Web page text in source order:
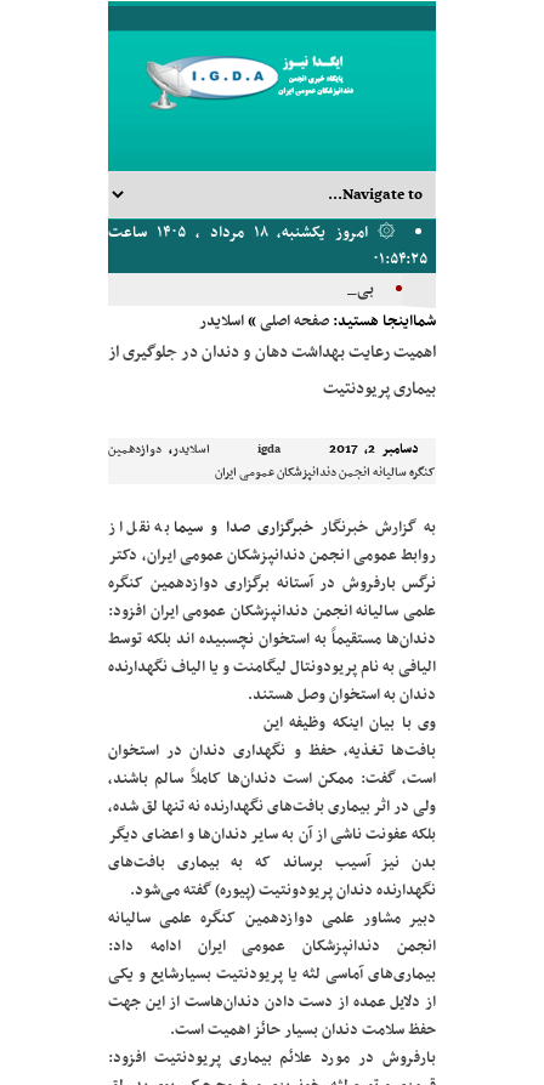
۞ امروز یکشنبه, ۱۸ مرداد , ۱۴۰۵ ساعت
۰۱:۵۴:۲۵
بیشترین تع_
شمااینجا هستید:صفحه اصلی»اسلایدر
اهمیت رعایت بهداشت دهان و دندان در جلوگیری از
بیماری پریودنتیت
دسامبر 2, 2017 igda اسلایدر, دوازدهمین
کنگره سالیانه انجمن دندانپزشکان عمومی ایران
به گزارش خبرنگارخبرگزاری صدا و سیمابه نقل از
روابط عمومی انجمن دندانپزشکان عمومی ایران، دکتر
نرگس بارفروش در آستانه برگزاری دوازدهمین کنگره
علمی سالیانه انجمن دندانپزشکان عمومی ایران افزود:
دندان‌ها مستقیماً به استخوان نچسبیده اند بلکه توسط
الیافی به نام پریودونتال لیگامنت و یا الیاف نگهدارنده
دندان به استخوان وصل هستند.
وی با بیان اینکه وظیفه این
بافت‌ها تغذیه، حفظ و نگهداری دندان در استخوان
است، گفت: ممکن است دندان‌ها کاملاً سالم باشند،
ولی در اثر بیماری بافت‌های نگهدارنده نه تنها لق شده،
بلکه عفونت ناشی از آن به سایر دندان‌ها و اعضای دیگر
بدن نیز آسیب برساند که به بیماری بافت‌های
نگهدارنده دندان پریودونتیت (پیوره) گفته می‌شود.
دبیر مشاور علمی دوازدهمین کنگره علمی سالیانه
انجمن دندانپزشکان عمومی ایران ادامه داد:
بیماری‌های آماسی لثه یا پریودنتیت بسیارشایع و یکی
از دلایل عمده از دست دادن دندان‌هاست از این جهت
حفظ سلامت دندان بسیار حائز اهمیت است.
بارفروش در مورد علائم بیماری پریودنتیت افزود: